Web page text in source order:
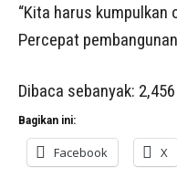
“Kita harus
Percepat
Dibaca sebanyak: 2,456
Bagikan ini:
Facebook X